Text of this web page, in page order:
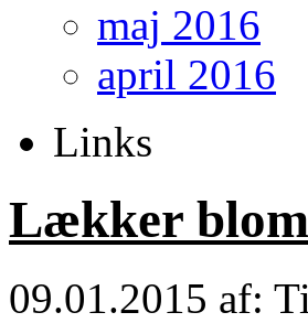
maj 2016
april 2016
Links
Lækker
09.01.2015 af: